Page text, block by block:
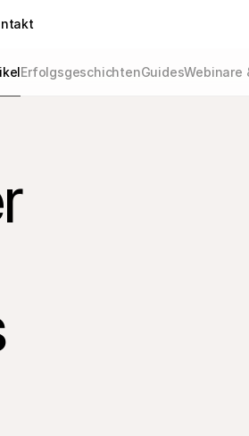
ErfolgsgeschichtenGuidesWebinare